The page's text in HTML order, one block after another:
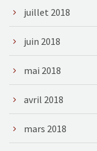
juillet 2018
juin 2018
mai 2018
avril 2018
mars 2018